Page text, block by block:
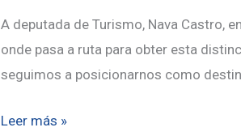
A deputada de Turismo, Nava Castro,
onde pasa a ruta para obter esta
seguimos a posicionarnos como
ALeer más »